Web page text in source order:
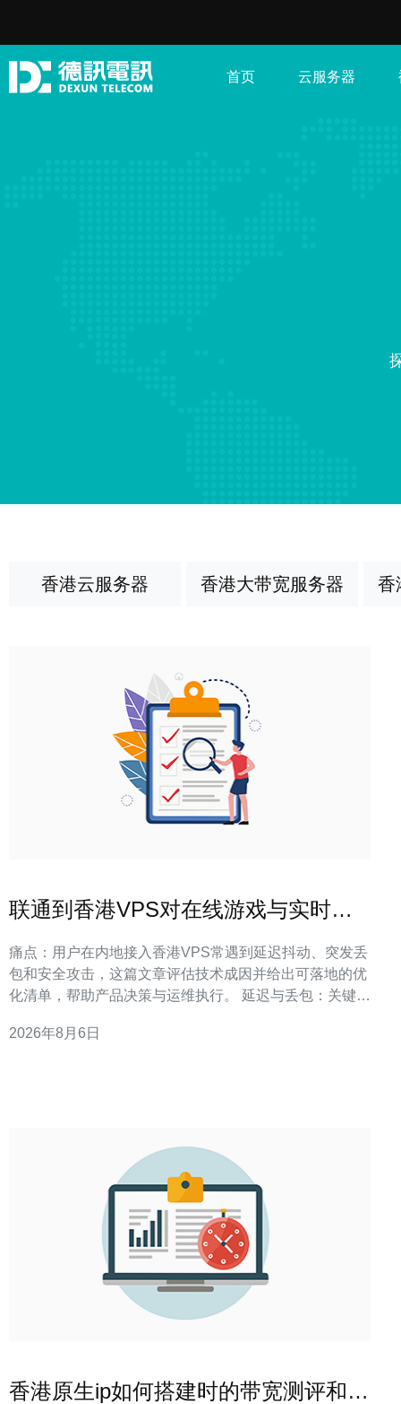
首页 云服务器
香港云服务器 香港大带宽服务器 香
联通到香港VPS对在线游戏与实时音
痛点：用户在内地接入香港VPS常遇到延迟抖动、突发丢
包和安全攻击，这篇文章评估技术成因并给出可落地的优
化清单，帮助产品决策与运维执行。 延迟与丢包：关键影
迟通常直接决定用户体验阈值，抖动与丢包会比平均RTT
2026年8月6日
香港原生ip如何搭建时的带宽测评和安